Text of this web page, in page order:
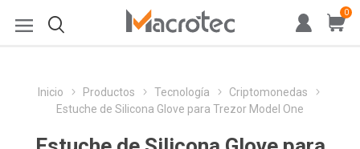
0
Inicio Productos Tecnología
Criptomonedas
Estuche de Silicona Glove para Trezor Model One